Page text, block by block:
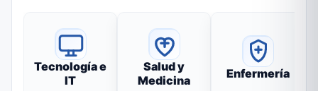
Tecnología e
IT
Salud y
Medicina
Enfermería